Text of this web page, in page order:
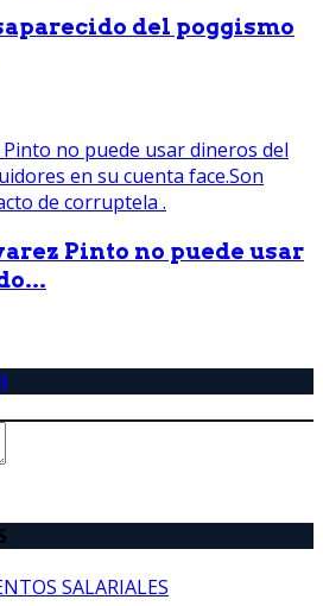
del poggismo
Pinto no puede usar